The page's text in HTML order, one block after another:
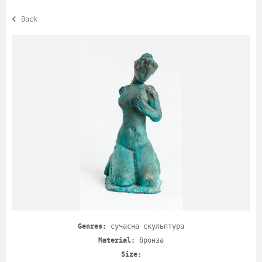
Back
Genres: сучасна скульптура
Material: бронза
Size: